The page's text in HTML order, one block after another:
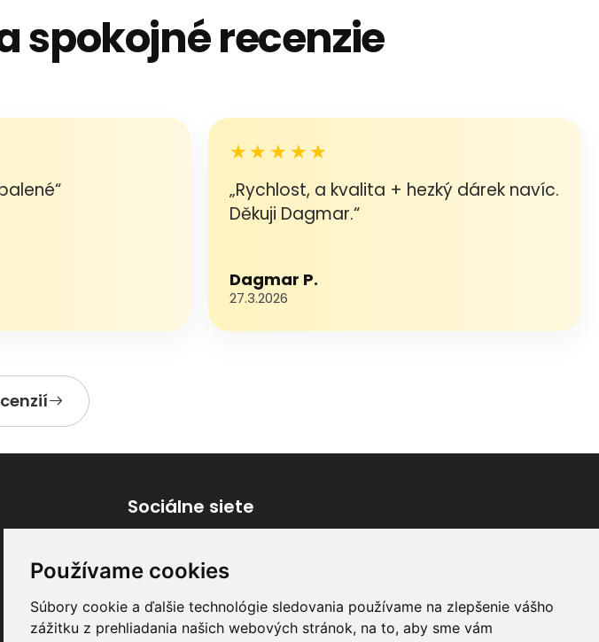
Používame cookies
Súbory cookie a ďalšie technológie sledovania používame na zlepšenie vášho
zážitku z prehliadania našich webových stránok, na to, aby sme vám
spokojné recenzie
★★★★★
„Rychlost, a kvalita + hezký dárek navíc.
Děkuji Dagmar.“
Dagmar P.
27.3.2026
Sociálne siete